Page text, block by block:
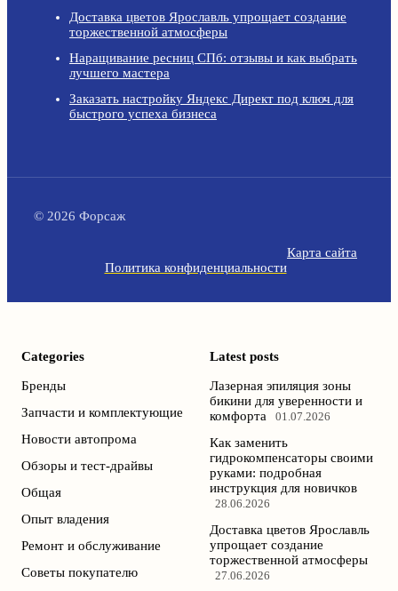
Доставка цветов Ярославль упрощает создание
торжественной атмосферы
Наращивание ресниц СПб: отзывы и как выбрать
лучшего мастера
Заказать настройку Яндекс Директ под ключ для
быстрого успеха бизнеса
© 2026 Форсаж
Карта сайта
Политика конфиденциальности
Categories
Бренды
Запчасти и комплектующие
Новости автопрома
Обзоры и тест-драйвы
Общая
Опыт владения
Ремонт и обслуживание
Советы покупателю
Latest posts
Лазерная эпиляция зоны
бикини для уверенности и
комфорта
01.07.2026
Как заменить
гидрокомпенсаторы своими
руками: подробная
инструкция для новичков
28.06.2026
Доставка цветов Ярославль
упрощает создание
торжественной атмосферы
27.06.2026